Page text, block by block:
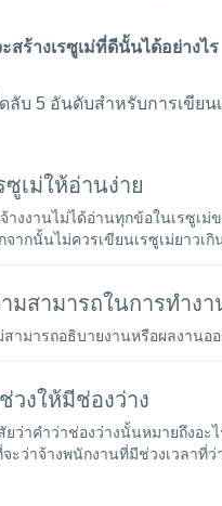
ะสร้างเรซูเม่ที่ดีนั้นได้อย่างไร
ลับ 5 อันดับสำหรับการเขียน
ซูเม่ให้อ่านง่าย
างงานไม่ได้อ่านทุกข้อในเรซู
ากนั้นไม่ควรเขียนเรซูเม่ยาวเกิ
มสามารถในการทำง
ามารถอธิบายงานหรือผลงานอ
วงให้มีช่องว่าง
ยว่าคำว่าช่องว่างนั้นหมายถึงอะ
ะว่าจ้างพนักงานที่มีช่วงเวลาที่ว่